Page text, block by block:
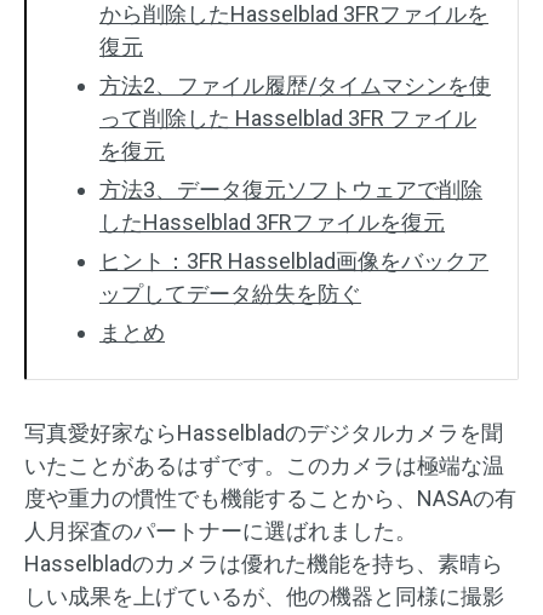
から削除したHasselblad 3FRファイルを
復元
方法2、ファイル履歴/タイムマシンを使
って削除した Hasselblad 3FR ファイル
を復元
方法3、データ復元ソフトウェアで削除
したHasselblad 3FRファイルを復元
ヒント：3FR Hasselblad画像をバックア
ップしてデータ紛失を防ぐ
まとめ
写真愛好家ならHasselbladのデジタルカメラを聞
いたことがあるはずです。このカメラは極端な温
度や重力の慣性でも機能することから、NASAの有
人月探査のパートナーに選ばれました。
Hasselbladのカメラは優れた機能を持ち、素晴ら
しい成果を上げているが、他の機器と同様に撮影